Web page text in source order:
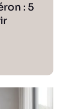
: 5